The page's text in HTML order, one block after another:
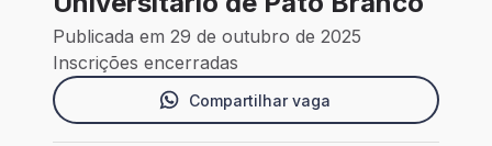
Publicada em 29 de outubro de 2025
Inscrições encerradas
Compartilhar vaga